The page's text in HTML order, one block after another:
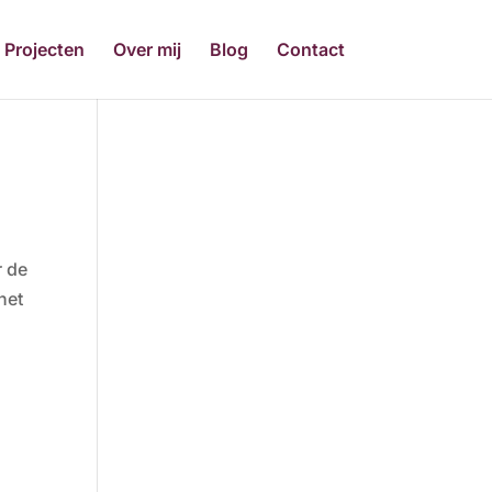
Projecten Over mij Blog Contact
de